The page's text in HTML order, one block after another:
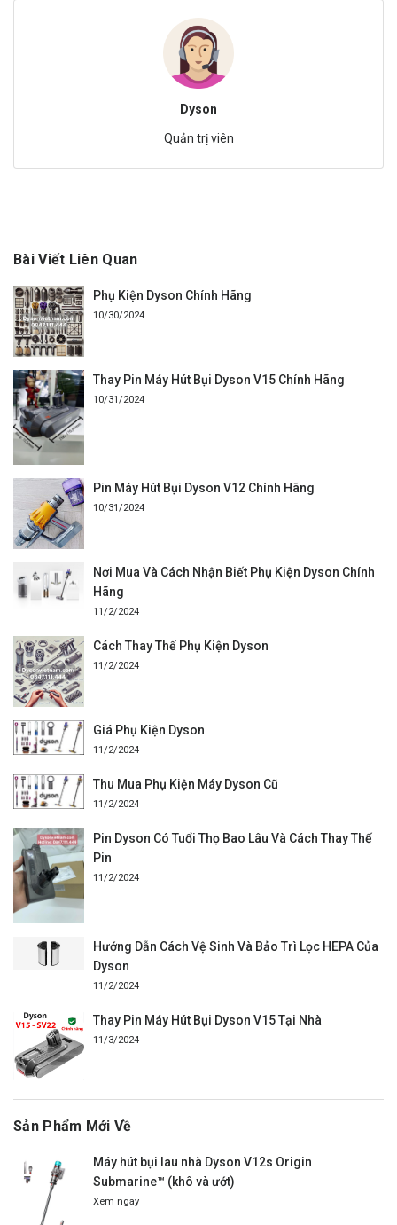
Dyson
Quản trị viên
Bài Viết Liên Quan
Phụ Kiện Dyson Chính Hãng
10/30/2024
Thay Pin Máy Hút Bụi Dyson V15 Chính Hãng
10/31/2024
Pin Máy Hút Bụi Dyson V12 Chính Hãng
10/31/2024
Nơi Mua Và Cách Nhận Biết Phụ Kiện Dyson Chính
Hãng
11/2/2024
Cách Thay Thế Phụ Kiện Dyson
11/2/2024
Giá Phụ Kiện Dyson
11/2/2024
Thu Mua Phụ Kiện Máy Dyson Cũ
11/2/2024
Pin Dyson Có Tuổi Thọ Bao Lâu Và Cách Thay Thế
Pin
11/2/2024
Hướng Dẫn Cách Vệ Sinh Và Bảo Trì Lọc HEPA Của
Dyson
11/2/2024
Thay Pin Máy Hút Bụi Dyson V15 Tại Nhà
11/3/2024
Sản Phẩm Mới Về
Máy hút bụi lau nhà Dyson V12s Origin
Submarine™ (khô và ướt)
Xem ngay